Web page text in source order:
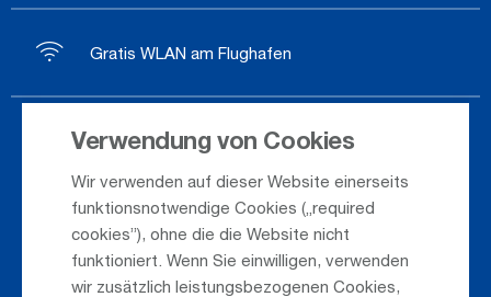
Verwendung von Cookies
Wir verwenden auf dieser Website einerseits
funktionsnotwendige Cookies („required
cookies”), ohne die die Website nicht
funktioniert. Wenn Sie einwilligen, verwenden
wir zusätzlich leistungsbezogenen Cookies,
Gratis WLAN am Flughafen
Ankunft / Abflug
Saisonflugplan
Webcam
Anreise